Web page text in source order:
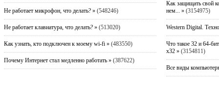
Не работает микрофон, что делать? »(548246)
Не работает клавиатура, что делать? »(513020)
Как узнать, кто подключен к моему wi-fi »(483550)
Почему Интернет стал медленно работать »(387622)
Как защищать свой
нем... »(3154975)
Western Digital.
Что такое 32 и 64-
x32 »(3154811)
Все виды